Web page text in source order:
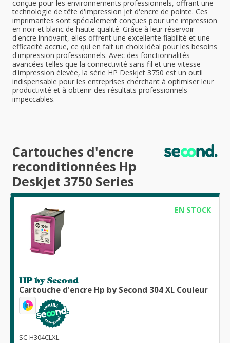
conçue pour les environnements professionnels, offrant une
technologie de tête d'impression jet d'encre de pointe. Ces
imprimantes sont spécialement conçues pour une impression
en noir et blanc de haute qualité. Grâce à leur réservoir
d'encre innovant, elles offrent une excellente fiabilité et une
efficacité accrue, ce qui en fait un choix idéal pour les besoins
d'impression professionnels. Avec des fonctionnalités
avancées telles que la connectivité sans fil et une vitesse
d'impression élevée, la série HP Deskjet 3750 est un outil
indispensable pour les entreprises cherchant à optimiser leur
productivité et à obtenir des résultats professionnels
impeccables.
Cartouches d'encre
reconditionnées Hp
Deskjet 3750 Series
EN STOCK
HP by Second
Cartouche d'encre Hp by Second 304 XL Couleur
1
SC-H304CLXL